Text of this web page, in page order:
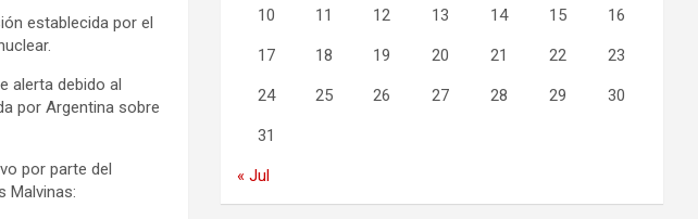
establecida por el
alerta debido al
por Argentina sobre
por parte del
Malvinas:
10 11 12 13 14 15 16
17 18 19 20 21 22 23
24 25 26 27 28 29 30
31
« Jul